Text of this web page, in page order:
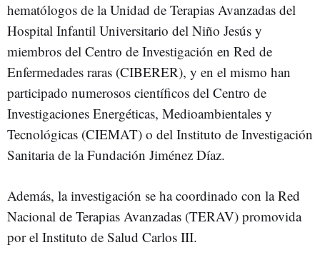
hematólogos de la Unidad de Terapias Avanzadas del
Hospital Infantil Universitario del Niño Jesús y
miembros del Centro de Investigación en Red de
Enfermedades raras (CIBERER), y en el mismo han
participado numerosos científicos del Centro de
Investigaciones Energéticas, Medioambientales y
Tecnológicas (CIEMAT) o del Instituto de Investigación
Sanitaria de la Fundación Jiménez Díaz.
Además, la investigación se ha coordinado con la Red
Nacional de Terapias Avanzadas (TERAV) promovida
por el Instituto de Salud Carlos III.